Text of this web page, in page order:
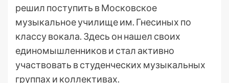
решил поступить в Московское
музыкальное училище им. Гнесиных по
классу вокала. Здесь он нашел своих
единомышленников и стал активно
участвовать в студенческих музыкальных
группах и коллективах.